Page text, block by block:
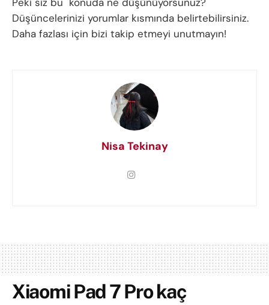
Düşüncelerinizi yorumlar kısmında belirtebilirsiniz.
Daha fazlası için bizi takip etmeyi unutmayın!
Nisa Tekinay
Xiaomi Pad 7 Pro kaç